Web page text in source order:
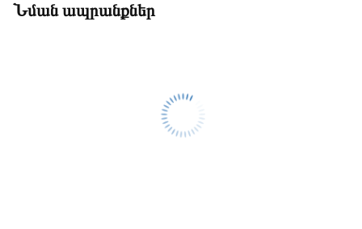
Նման ապրանքներ